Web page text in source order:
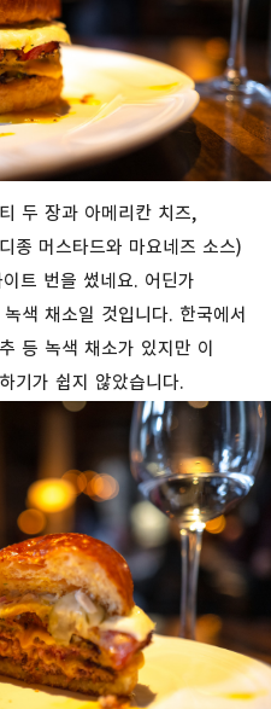
두 장과 아메리칸 치즈,
디종 머스타드와 마요네즈 소스)
트 번을 썼네요. 어딘가
녹색 채소일 것입니다. 한국에서
등 녹색 채소가 있지만 이
기가 쉽지 않았습니다.